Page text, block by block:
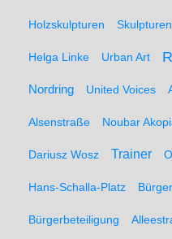
Holzskulpturen Skulpturen
Helga Linke Urban Art
Nordring United Voices
Alsenstraße Noubar
Dariusz Wosz Trainer
Hans-Schalla-Platz
Bürgerbeteiligung